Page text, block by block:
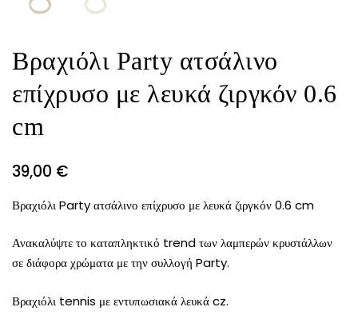
Βραχιόλι Party ατσάλινο
επίχρυσο με λευκά ζιργκόν 0.6
cm
39,00 €
Βραχιόλι Party ατσάλινο επίχρυσο με λευκά ζιργκόν 0.6 cm
Ανακαλύψτε το καταπληκτικό trend των λαμπερών κρυστάλλων
σε διάφορα χρώματα με την συλλογή Party.
Βραχιόλι tennis με εντυπωσιακά λευκά cz.